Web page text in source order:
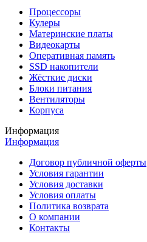
Процессоры
Кулеры
Материнские платы
Видеокарты
Оперативная память
SSD накопители
Жёсткие диски
Блоки питания
Вентиляторы
Корпуса
Информация
Информация
Договор публичной оферты
Условия гарантии
Условия доставки
Условия оплаты
Политика возврата
О компании
Контакты